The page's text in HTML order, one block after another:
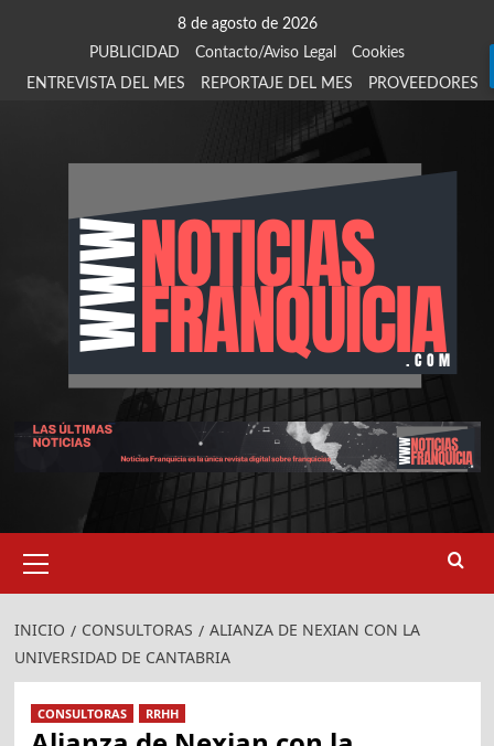
8 de agosto de 2026
PUBLICIDAD
Contacto/Aviso Legal
Cookies
ENTREVISTA DEL MES
REPORTAJE DEL MES PROVEEDORES
primario
INICIO CONSULTORAS
ALIANZA DE NEXIAN CON LA
UNIVERSIDAD DE CANTABRIA
CONSULTORAS RRHH
924